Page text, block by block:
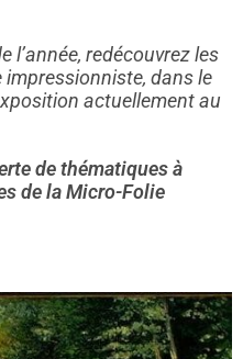
l’année, redécouvrez les
dans le
actuellement au
de thématiques à
de la Micro-Folie